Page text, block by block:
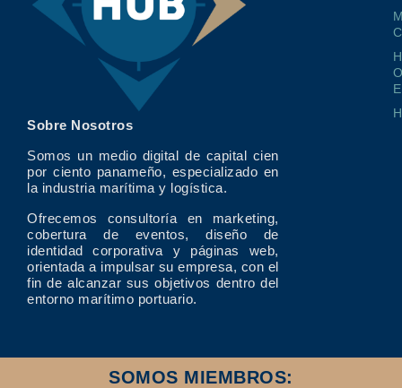
Sobre Nosotros
Somos un medio digital de capital cien
por ciento panameño, especializado en
la industria marítima y logística.
Ofrecemos consultoría en marketing,
cobertura de eventos, diseño de
identidad corporativa y páginas web,
orientada a impulsar su empresa, con el
fin de alcanzar sus objetivos dentro del
entorno marítimo portuario.
SOMOS MIEMBROS: